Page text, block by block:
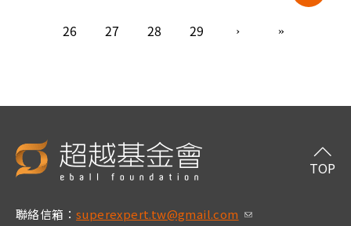
26 27 28 29
聯絡信箱： superexpert.tw@gmail.com (link sends e-m
TOP